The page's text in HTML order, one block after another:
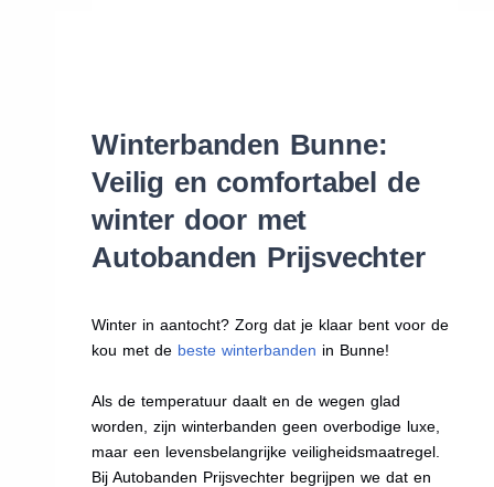
Winterbanden Bunne:
Veilig en comfortabel de
winter door met
Autobanden Prijsvechter
Winter in aantocht? Zorg dat je klaar bent voor de
kou met de beste winterbanden in Bunne!
Als de temperatuur daalt en de wegen glad
worden, zijn winterbanden geen overbodige luxe,
maar een levensbelangrijke veiligheidsmaatregel.
Bij Autobanden Prijsvechter begrijpen we dat en